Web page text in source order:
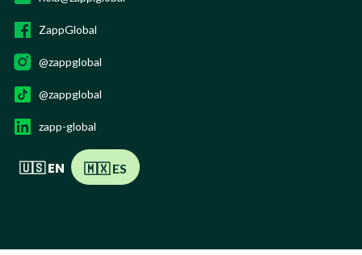
ZappGlobal
@zappglobal
@zappglobal
zapp-global
🇺🇸 EN 🇲🇽 ES